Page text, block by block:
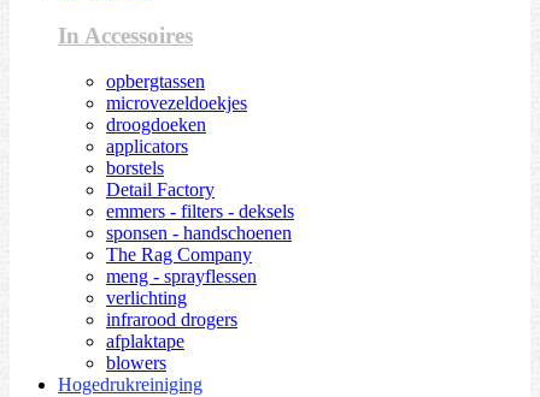
In Accessoires
opbergtassen
microvezeldoekjes
droogdoeken
applicators
borstels
Detail Factory
emmers - filters - deksels
sponsen - handschoenen
The Rag Company
meng - sprayflessen
verlichting
infrarood drogers
afplaktape
blowers
Hogedrukreiniging